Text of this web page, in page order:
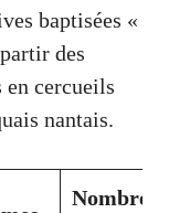
baptisées «
des
en cercueils
nantais.
Nombre